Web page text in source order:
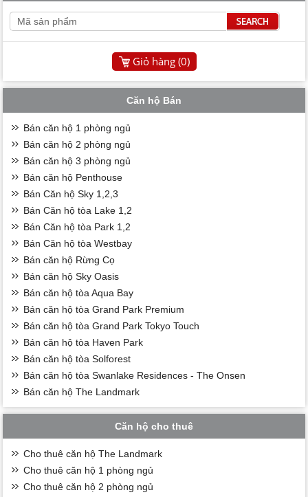
Giỏ hàng (0)
Căn hộ Bán
Bán căn hộ 1 phòng ngủ
Bán căn hộ 2 phòng ngủ
Bán căn hộ 3 phòng ngủ
Bán căn hộ Penthouse
Bán Căn hộ Sky 1,2,3
Bán Căn hộ tòa Lake 1,2
Bán Căn hộ tòa Park 1,2
Bán Căn hộ tòa Westbay
Bán căn hộ Rừng Cọ
Bán căn hộ Sky Oasis
Bán căn hộ tòa Aqua Bay
Bán căn hộ tòa Grand Park Premium
Bán căn hộ tòa Grand Park Tokyo Touch
Bán căn hộ tòa Haven Park
Bán căn hộ tòa Solforest
Bán căn hộ tòa Swanlake Residences - The Onsen
Bán căn hộ The Landmark
Căn hộ cho thuê
Cho thuê căn hộ The Landmark
Cho thuê căn hộ 1 phòng ngủ
Cho thuê căn hộ 2 phòng ngủ